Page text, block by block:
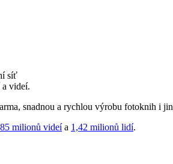
síť
a videí.
snadnou a rychlou výrobu fotoknih i
milionů videía 1,42 milionů lidí.